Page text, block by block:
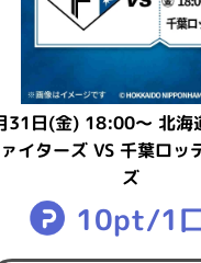
募条件】
ャンペーンの注意事項
スピ・ポイントクラブ
国内にお住まいで、賞
KONAMIにて、ご本人
スピ・ポイントクラブ
31日(金) 18:00～ 北海
イターズ VS 千葉ロッ
ズ
10pt/1